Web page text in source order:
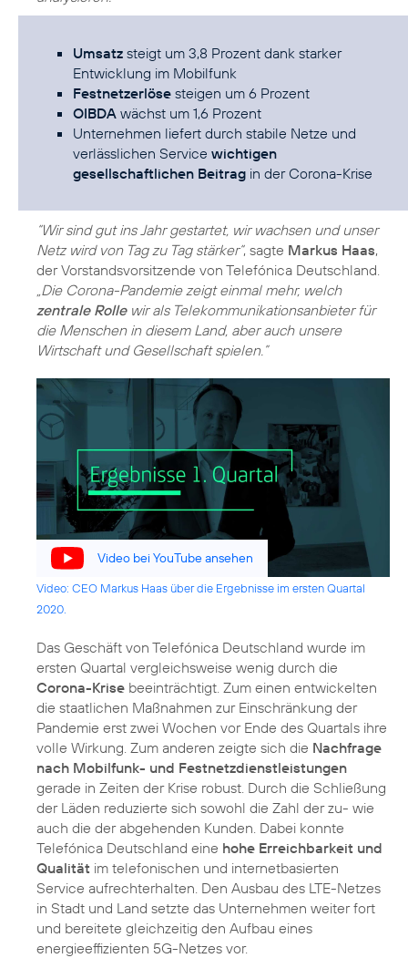
Umsatz steigt um 3,8 Prozent dank starker
Entwicklung im Mobilfunk
Festnetzerlöse steigen um 6 Prozent
OIBDA wächst um 1,6 Prozent
Unternehmen liefert durch stabile Netze und
verlässlichen Service wichtigen
gesellschaftlichen Beitrag in der Corona-Krise
“Wir sind gut ins Jahr gestartet, wir wachsen und unser
Netz wird von Tag zu Tag stärker“, sagte Markus Haas,
der Vorstandsvorsitzende von Telefónica Deutschland.
„Die Corona-Pandemie zeigt einmal mehr, welch
zentrale Rollewir als Telekommunikationsanbieter für
die Menschen in diesem Land, aber auch unsere
Wirtschaft und Gesellschaft spielen.”
Video bei YouTube ansehen
Video: CEO Markus Haas über die Ergebnisse im ersten Quartal
2020.
Das Geschäft von Telefónica Deutschland wurde im
ersten Quartal vergleichsweise wenig durch die
Corona-Krise beeinträchtigt. Zum einen entwickelten
die staatlichen Maßnahmen zur Einschränkung der
Pandemie erst zwei Wochen vor Ende des Quartals ihre
volle Wirkung. Zum anderen zeigte sich die Nachfrage
nach Mobilfunk- und Festnetzdienstleistungen
gerade in Zeiten der Krise robust. Durch die Schließung
der Läden reduzierte sich sowohl die Zahl der zu- wie
auch die der abgehenden Kunden. Dabei konnte
Telefónica Deutschland eine hohe Erreichbarkeit und
Qualität im telefonischen und internetbasierten
Service aufrechterhalten. Den Ausbau des LTE-Netzes
in Stadt und Land setzte das Unternehmen weiter fort
und bereitete gleichzeitig den Aufbau eines
energieeffizienten 5G-Netzes vor.